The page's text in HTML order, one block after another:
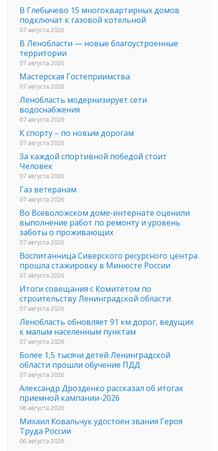
В Глебычево 15 многоквартирных домов
подключат к газовой котельной
07 августа 2026
В Ленобласти — новые благоустроенные
территории
07 августа 2026
Мастерская Гостеприимства
07 августа 2026
Ленобласть модернизирует сети
водоснабжения
07 августа 2026
К спорту – по новым дорогам
07 августа 2026
За каждой спортивной победой стоит
Человек
07 августа 2026
Газ ветеранам
07 августа 2026
Во Всеволожском доме-интернате оценили
выполнение работ по ремонту и уровень
заботы о проживающих
07 августа 2026
Воспитанница Сиверского ресурсного центра
прошла стажировку в Минюсте России
07 августа 2026
Итоги совещания с Комитетом по
строительству Ленинградской области
07 августа 2026
Ленобласть обновляет 91 км дорог, ведущих
к малым населенным пунктам
07 августа 2026
Более 1,5 тысячи детей Ленинградской
области прошли обучение ПДД
07 августа 2026
Александр Дрозденко рассказал об итогах
приемной кампании-2026
06 августа 2026
Михаил Ковальчук удостоен звания Героя
Труда России
06 августа 2026